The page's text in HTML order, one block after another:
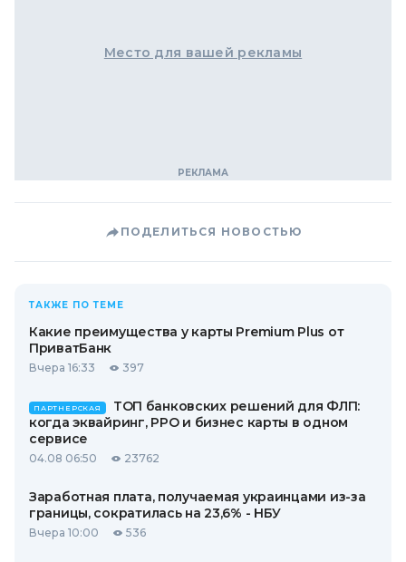
Место для вашей рекламы
ПОДЕЛИТЬСЯ НОВОСТЬЮ
ТАКЖЕ ПО ТЕМЕ
Какие преимущества у карты Premium Plus от
ПриватБанк
Вчера 16:33 397
ПАРТНЕРСКАЯ
ТОП банковских решений для ФЛП:
когда эквайринг, РРО и бизнес карты в одном
сервисе
04.08 06:50 23762
Заработная плата, получаемая украинцами из-за
границы, сократилась на 23,6% - НБУ
Вчера 10:00 536